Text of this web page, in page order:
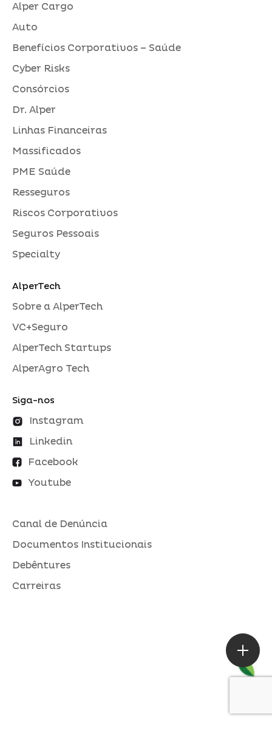
Alper Cargo
Auto
Benefícios Corporativos – Saúde
Cyber Risks
Consórcios
Dr. Alper
Linhas Financeiras
Massificados
PME Saúde
Resseguros
Riscos Corporativos
Seguros Pessoais
Specialty
AlperTech
Sobre a AlperTech
VC+Seguro
AlperTech Startups
AlperAgro Tech
Siga-nos
Instagram
Linkedin
Facebook
Youtube
Canal de Denúncia
Documentos Institucionais
Debêntures
Carreiras